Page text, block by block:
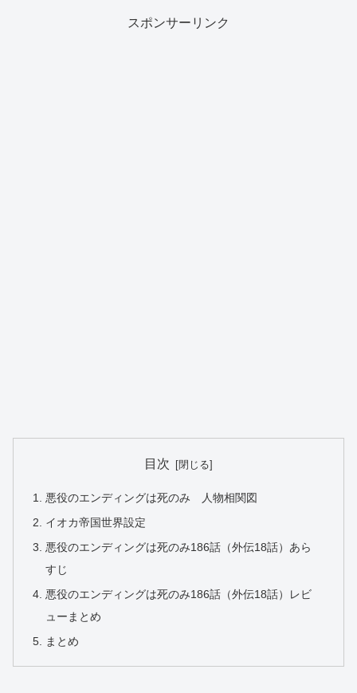
スポンサーリンク
目次
悪役のエンディングは死のみ 人物相関図
イオカ帝国世界設定
悪役のエンディングは死のみ186話（外伝18話）あら
すじ
悪役のエンディングは死のみ186話（外伝18話）レビ
ューまとめ
まとめ